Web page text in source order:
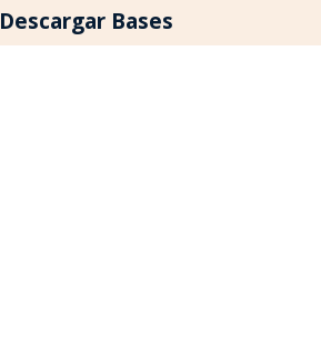
Descargar Bases